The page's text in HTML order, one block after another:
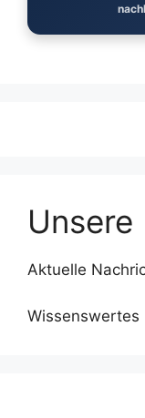
Aktuelle
Wissenswertes